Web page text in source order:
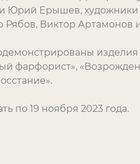
Юрий Ерышев, художники
Рябов, Виктор Артамонов
фарфорист»,
по 19 ноября 2023 года.